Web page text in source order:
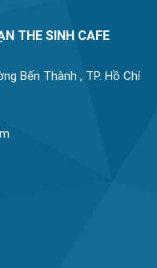
THE SINH CAFE
Bến Thành , TP. Hồ Chí